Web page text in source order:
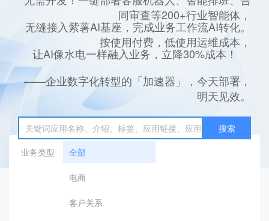
同审查等200+行业智能体，
无缝接入紫薯AI基座，完成业务工作流AI转化。
按使用付费，低使用运维成本，
让AI像水电一样融入业务，立降30%成本！
——企业数字化转型的「加速器」，今天部署，
明天见效。
搜索
业务类型
全部
电商
客户关系